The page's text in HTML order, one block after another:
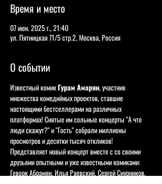
Время и место
07 июн. 2025 г., 21:40
ул. Пятницкая 71/5 стр.2, Москва, Россия
О событии
Известный комик Гурам Амарян, участник
множества комедийных проектов, ставшие
настоящими бестселлерами на различных
платформах! Снятые им сольные концерты "А что
люди скажут?" и "Гость" собрали миллионы
просмотров и десятки тысяч откликов!
Представляет новый концерт вместе с со своими
друзьями опытными и уже известными комиками:
Геворк Абрамян, Илья Раевский, Сергей Снурников,